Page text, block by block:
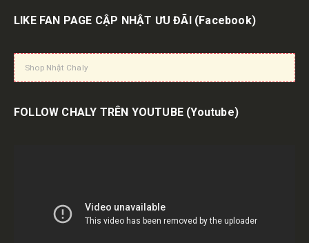
LIKE FAN PAGE CẬP NHẬT ƯU ĐÃI (Facebook)
Shop Nhật Chaly
FOLLOW CHALY TRÊN YOUTUBE (Youtube)